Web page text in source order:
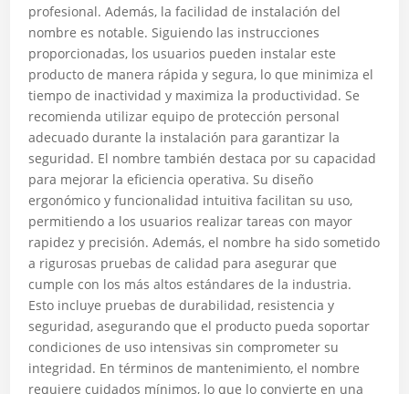
profesional. Además, la facilidad de instalación del
nombre es notable. Siguiendo las instrucciones
proporcionadas, los usuarios pueden instalar este
producto de manera rápida y segura, lo que minimiza el
tiempo de inactividad y maximiza la productividad. Se
recomienda utilizar equipo de protección personal
adecuado durante la instalación para garantizar la
seguridad. El nombre también destaca por su capacidad
para mejorar la eficiencia operativa. Su diseño
ergonómico y funcionalidad intuitiva facilitan su uso,
permitiendo a los usuarios realizar tareas con mayor
rapidez y precisión. Además, el nombre ha sido sometido
a rigurosas pruebas de calidad para asegurar que
cumple con los más altos estándares de la industria.
Esto incluye pruebas de durabilidad, resistencia y
seguridad, asegurando que el producto pueda soportar
condiciones de uso intensivas sin comprometer su
integridad. En términos de mantenimiento, el nombre
requiere cuidados mínimos, lo que lo convierte en una